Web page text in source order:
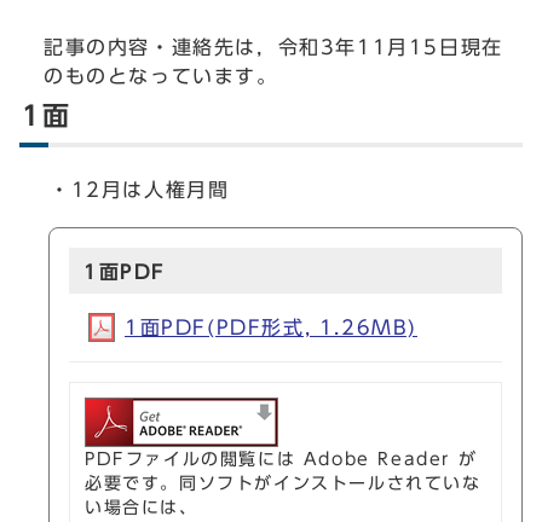
記事の内容・連絡先は，令和3年11月15日現在
のものとなっています。
1面
・12月は人権月間
1面PDF
1面PDF(PDF形式, 1.26MB)
PDFファイルの閲覧には Adobe Reader が
必要です。同ソフトがインストールされていな
い場合には、